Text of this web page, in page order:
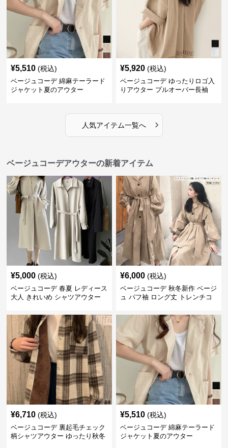
¥5,510 (税込)
ベージュコーデ 綿麻テーラード
ジャケット夏のアウター
¥5,920 (税込)
ベージュコーデ ゆったりロゴ入
りアウター プルオーバー長袖
人気アイテム一覧へ ›
ベージュコーデアウターの新着アイテム
¥5,000 (税込)
ベージュコーデ 春夏 レディース
大人 きれいめ シャツアウター
¥6,000 (税込)
ベージュコーデ 秋冬新作 ベージ
ュ パフ袖 ロング丈 トレンチコ
¥6,710 (税込)
ベージュコーデ 裏起毛チェック
柄シャツアウター ゆったり秋冬
¥5,510 (税込)
ベージュコーデ 綿麻テーラード
ジャケット夏のアウター